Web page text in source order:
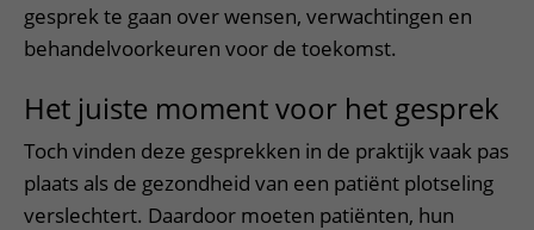
gesprek te gaan over wensen, verwachtingen en
behandelvoorkeuren voor de toekomst.
Het juiste moment voor het gesprek
Toch vinden deze gesprekken in de praktijk vaak pas
plaats als de gezondheid van een patiënt plotseling
verslechtert. Daardoor moeten patiënten, hun